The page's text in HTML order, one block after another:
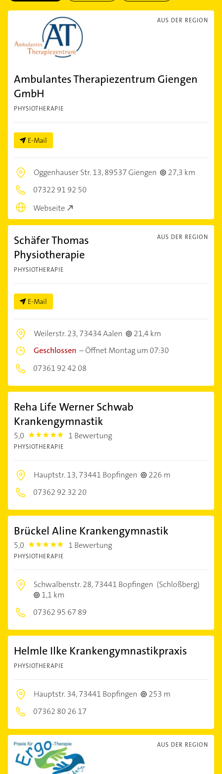
AUS DER REGION
Ambulantes Therapiezentrum Giengen
GmbH
PHYSIOTHERAPIE
E-Mail
Oggenhauser Str. 13,89537 Giengen
27,3 km
07322 91 92 50
Webseite
AUS DER REGION
Schäfer Thomas
Physiotherapie
PHYSIOTHERAPIE
E-Mail
Weilerstr. 23,73434 Aalen
21,4 km
Geschlossen –Öffnet Montag um 07:30
07361 92 42 08
Reha Life Werner Schwab
Krankengymnastik
5,0 5.0 1 Bewertung
PHYSIOTHERAPIE
Hauptstr. 13,73441 Bopfingen
226 m
07362 92 32 20
Brückel Aline Krankengymnastik
5,0 5.0 1 Bewertung
PHYSIOTHERAPIE
Schwalbenstr. 28,73441 Bopfingen (Schloßberg)
1,1 km
07362 95 67 89
Helmle Ilke Krankengymnastikpraxis
PHYSIOTHERAPIE
Hauptstr. 34,73441 Bopfingen
253 m
07362 80 26 17
AUS DER REGION